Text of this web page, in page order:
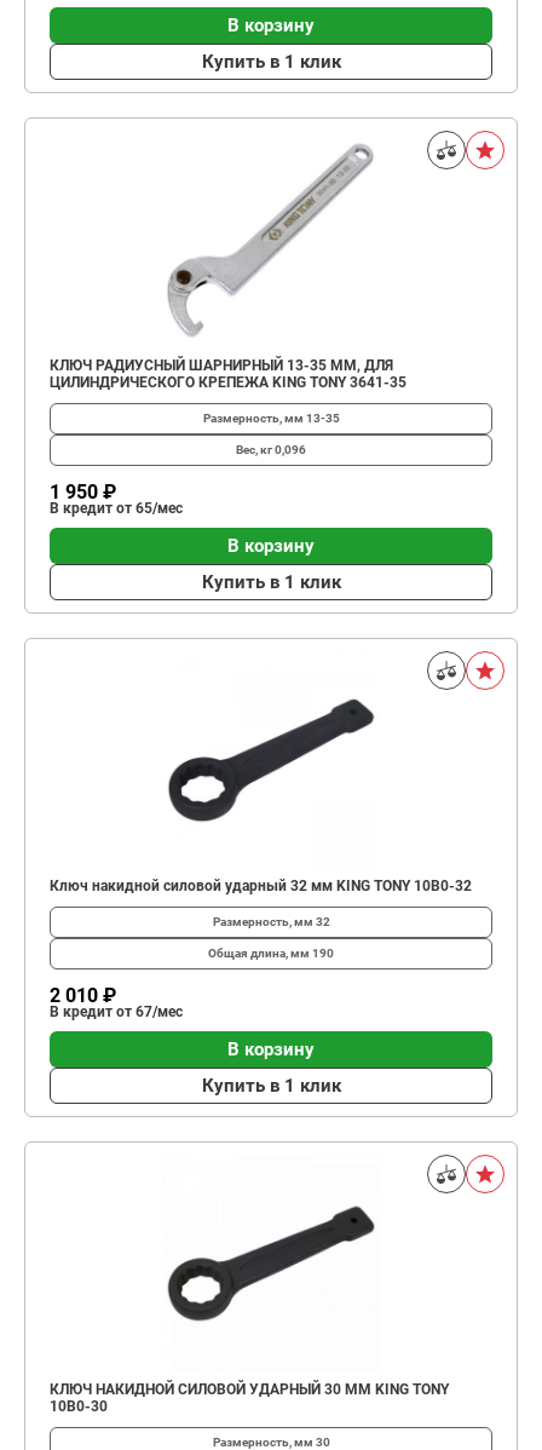
В корзину
Купить в 1 клик
КЛЮЧ РАДИУСНЫЙ ШАРНИРНЫЙ 13-35 ММ, ДЛЯ
ЦИЛИНДРИЧЕСКОГО КРЕПЕЖА KING TONY 3641-35
Размерность, мм 13-35
Вес, кг0,096
1 950 ₽
В кредит от 65/мес
В корзину
Купить в 1 клик
Ключ накидной силовой ударный 32 мм KING TONY 10B0-32
Размерность, мм 32
Общая длина, мм 190
2 010 ₽
В кредит от 67/мес
В корзину
Купить в 1 клик
КЛЮЧ НАКИДНОЙ СИЛОВОЙ УДАРНЫЙ 30 ММ KING TONY
10B0-30
Размерность, мм 30